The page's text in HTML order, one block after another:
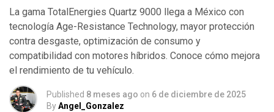
La gama TotalEnergies Quartz 9000 llega a México con
tecnología Age-Resistance Technology, mayor protección
contra desgaste, optimización de consumo y
compatibilidad con motores híbridos. Conoce cómo mejora
el rendimiento de tu vehículo.
Published 8 meses ago on 6 de diciembre de 2025
ByAngel_Gonzalez